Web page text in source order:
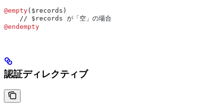
@empty( $records )
    // $records が「空」の場合
@endempty
認証ディレクティブ